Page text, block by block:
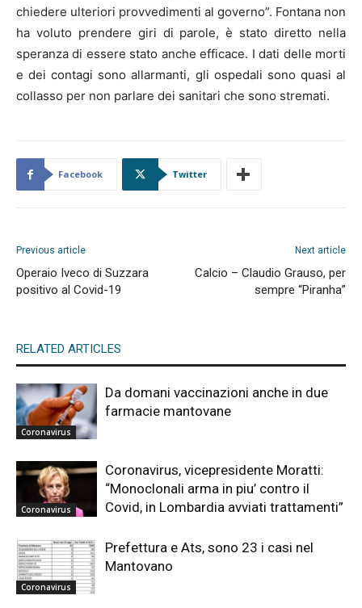
chiedere ulteriori provvedimenti al governo”. Fontana non
ha voluto prendere giri di parole, è stato diretto nella
speranza di essere stato anche efficace. I dati delle morti
e dei contagi sono allarmanti, gli ospedali sono quasi al
collasso per non parlare dei sanitari che sono stremati.
Facebook Twitter
Previous article
Operaio Iveco di Suzzara
positivo al Covid-19
Next article
Calcio – Claudio Grauso, per
sempre “Piranha”
RELATED ARTICLES
Coronavirus
Da domani vaccinazioni anche in due
farmacie mantovane
Coronavirus
Coronavirus, vicepresidente Moratti:
“Monoclonali arma in piu’ contro il
Covid, in Lombardia avviati trattamenti”
Coronavirus
Prefettura e Ats, sono 23 i casi nel
Mantovano